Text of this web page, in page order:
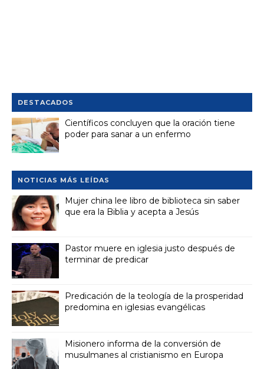
DESTACADOS
Científicos concluyen que la oración tiene
poder para sanar a un enfermo
NOTICIAS MÁS LEÍDAS
Mujer china lee libro de biblioteca sin saber
que era la Biblia y acepta a Jesús
Pastor muere en iglesia justo después de
terminar de predicar
Predicación de la teología de la prosperidad
predomina en iglesias evangélicas
Misionero informa de la conversión de
musulmanes al cristianismo en Europa